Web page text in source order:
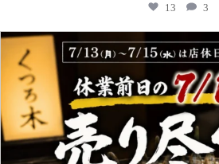
13 3
kutsurogi.sannomiya
7月 10